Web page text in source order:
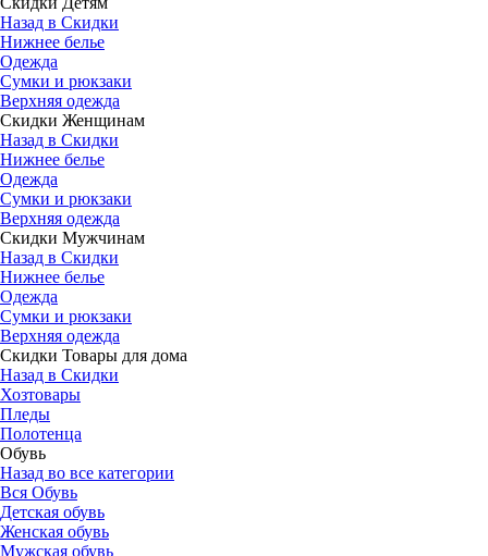
Назад в Скидки
Нижнее белье
Одежда
Сумки и рюкзаки
Верхняя одежда
Скидки Женщинам
Назад в Скидки
Нижнее белье
Одежда
Сумки и рюкзаки
Верхняя одежда
Скидки Мужчинам
Назад в Скидки
Нижнее белье
Одежда
Сумки и рюкзаки
Верхняя одежда
Скидки Товары для дома
Назад в Скидки
Хозтовары
Пледы
Полотенца
Обувь
Назад во все категории
Вся Обувь
Детская обувь
Женская обувь
Мужская обувь